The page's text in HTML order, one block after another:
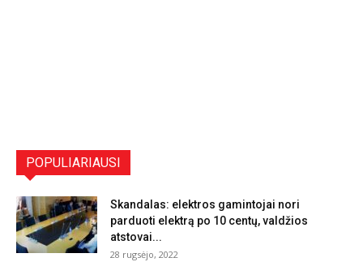
POPULIARIAUSI
Skandalas: elektros gamintojai nori
parduoti elektrą po 10 centų, valdžios
atstovai...
28 rugsėjo, 2022